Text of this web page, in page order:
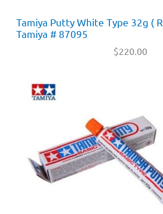
Tamiya Putty White Type 32g (
Tamiya # 87095
$220.00